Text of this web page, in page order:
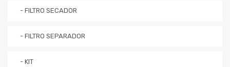
- FILTRO SECADOR
- FILTRO SEPARADOR
- KIT